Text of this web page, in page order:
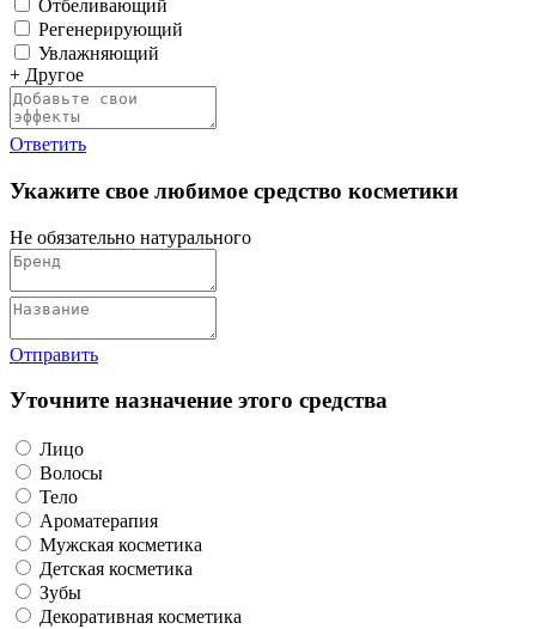
Отбеливающий
Регенерирующий
Увлажняющий
+ Другое
Ответить
Укажите свое любимое средство косметики
Не обязательно натурального
Отправить
Уточните назначение этого средства
Лицо
Волосы
Тело
Ароматерапия
Мужская косметика
Детская косметика
Зубы
Декоративная косметика